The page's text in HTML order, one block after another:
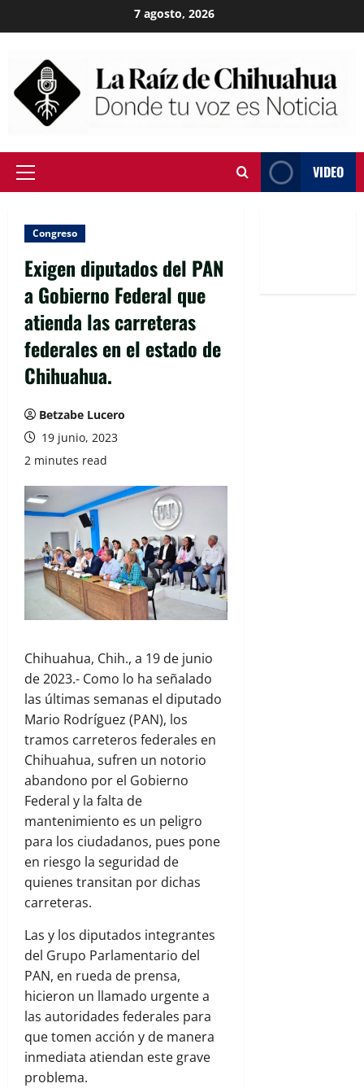
to
7 agosto, 2026
Primary
VIDEO
Congreso
Exigen diputados del PAN
a Gobierno Federal que
atienda las carreteras
federales en el estado de
Chihuahua.
Betzabe Lucero
19 junio, 2023
2 minutes read
Chihuahua, Chih., a 19 de junio
de 2023.- Como lo ha señalado
las últimas semanas el diputado
Mario Rodríguez (PAN), los
tramos carreteros federales en
Chihuahua, sufren un notorio
abandono por el Gobierno
Federal y la falta de
mantenimiento es un peligro
para los ciudadanos, pues pone
en riesgo la seguridad de
quienes transitan por dichas
carreteras.
Las y los diputados integrantes
del Grupo Parlamentario del
PAN, en rueda de prensa,
hicieron un llamado urgente a
las autoridades federales para
que tomen acción y de manera
inmediata atiendan este grave
problema.